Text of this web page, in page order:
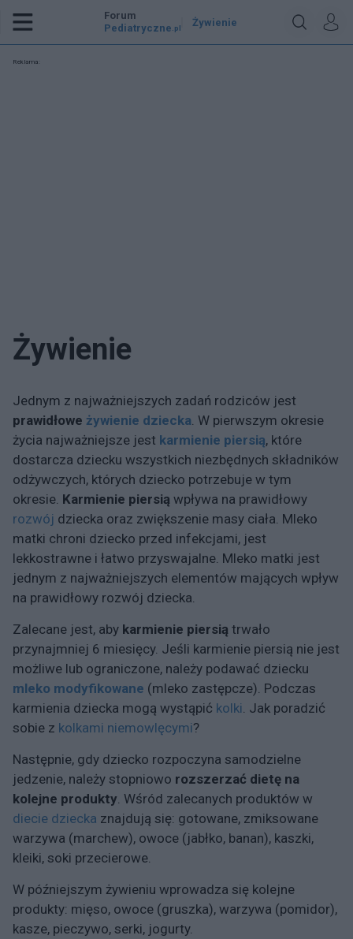
Forum
Pediatryczne .pl Żywienie
Reklama:
Żywienie
Jednym z najważniejszych zadań rodziców jest
prawidłowe żywienie dziecka. W pierwszym okresie
życia najważniejsze jest karmienie piersią, które
dostarcza dziecku wszystkich niezbędnych składników
odżywczych, których dziecko potrzebuje w tym
okresie. Karmienie piersią wpływa na prawidłowy
rozwój dziecka oraz zwiększenie masy ciała. Mleko
matki chroni dziecko przed infekcjami, jest
lekkostrawne i łatwo przyswajalne. Mleko matki jest
jednym z najważniejszych elementów mających wpływ
na prawidłowy rozwój dziecka.
Zalecane jest, aby karmienie piersią trwało
przynajmniej 6 miesięcy. Jeśli karmienie piersią nie jest
możliwe lub ograniczone, należy podawać dziecku
mleko modyfikowane (mleko zastępcze). Podczas
karmienia dziecka mogą wystąpić kolki. Jak poradzić
sobie z kolkami niemowlęcymi?
Następnie, gdy dziecko rozpoczyna samodzielne
jedzenie, należy stopniowo rozszerzać dietę na
kolejne produkty. Wśród zalecanych produktów w
diecie dziecka znajdują się: gotowane, zmiksowane
warzywa (marchew), owoce (jabłko, banan), kaszki,
kleiki, soki przecierowe.
W późniejszym żywieniu wprowadza się kolejne
produkty: mięso, owoce (gruszka), warzywa (pomidor),
kasze, pieczywo, serki, jogurty.